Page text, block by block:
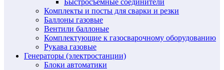
Комплекты и посты для сварки и резки
Баллоны газовые
Вентили баллоные
Комплектующие к газосварочному оборудованию
Рукава газовые
Генераторы (электростанции)
Блоки автоматики